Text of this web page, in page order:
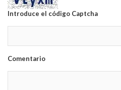
Introduce el código Captcha
Comentario